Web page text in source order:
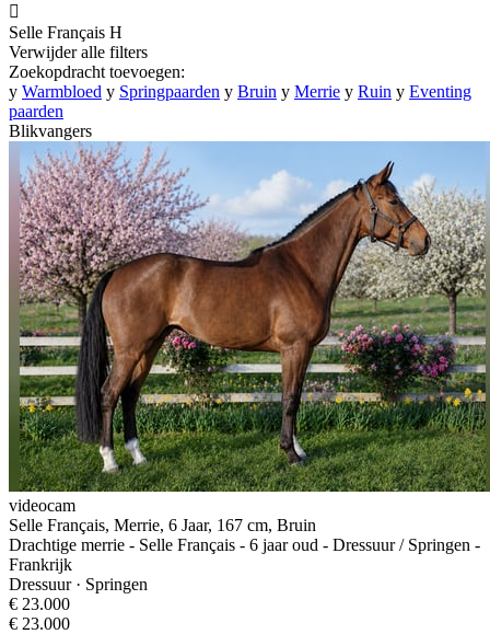

Selle Français H
Verwijder alle filters
Zoekopdracht toevoegen:
y Warmbloed y Springpaarden y Bruin y Merrie y Ruin y Eventing
paarden
Blikvangers
videocam
Selle Français, Merrie, 6 Jaar, 167 cm, Bruin
Drachtige merrie - Selle Français - 6 jaar oud - Dressuur / Springen -
Frankrijk
Dressuur · Springen
€ 23.000
€ 23.000